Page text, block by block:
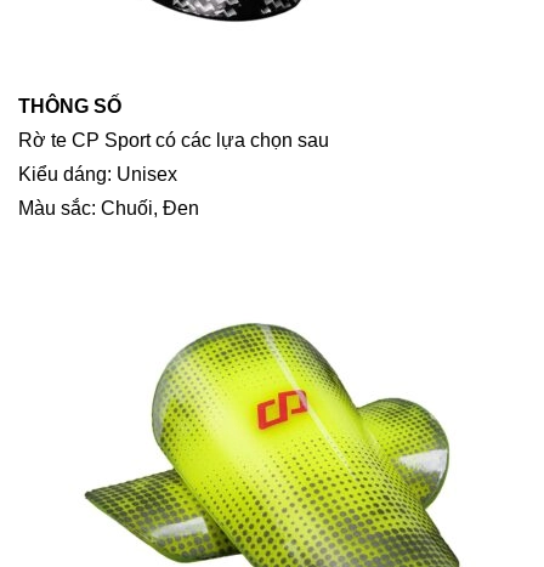
THÔNG SỐ
Rờ te CP Sport có các lựa chọn sau
Kiểu dáng: Unisex
Màu sắc: Chuối, Đen